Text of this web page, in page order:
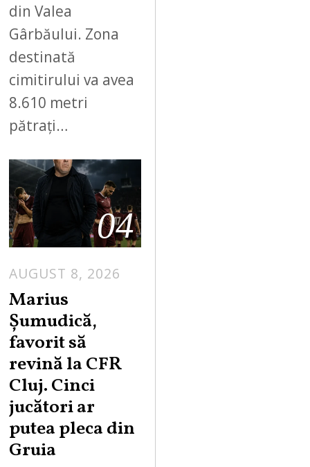
din Valea
Gârbăului. Zona
destinată
cimitirului va avea
8.610 metri
pătrați…
04
AUGUST 8, 2026
Marius
Șumudică,
favorit să
revină la CFR
Cluj. Cinci
jucători ar
putea pleca din
Gruia